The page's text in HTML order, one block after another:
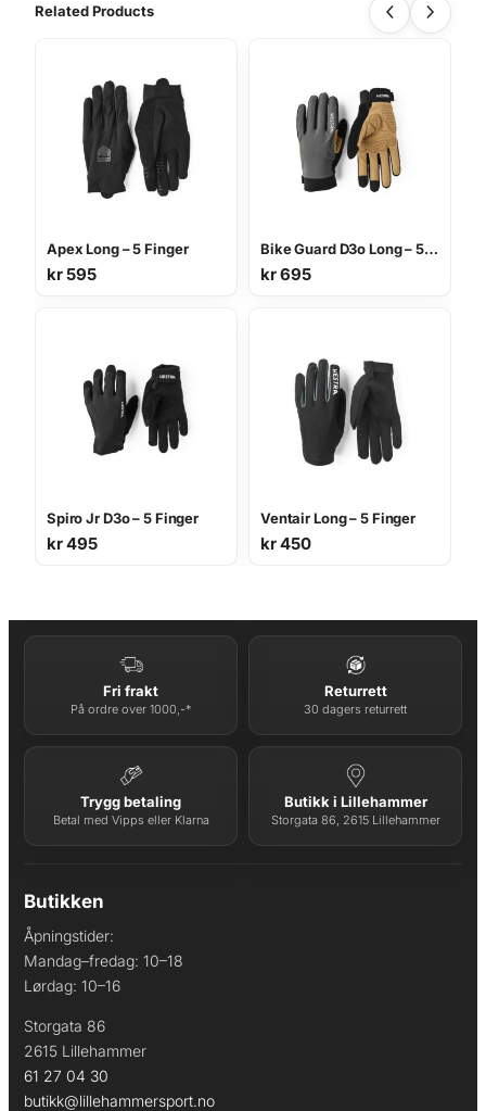
Related Products
Apex Long – 5 Finger
kr595
Bike Guard D3o Long – 5 Finger
kr695
Spiro Jr D3o – 5 Finger
kr495
Ventair Long – 5 Finger
kr450
Fri frakt
På ordre over 1000,-*
Returrett
30 dagers returrett
Trygg betaling
Betal med Vipps eller Klarna
Butikk i Lillehammer
Storgata 86, 2615 Lillehammer
Butikken
Åpningstider:
Mandag–fredag: 10–18
Lørdag: 10–16
Storgata 86
2615 Lillehammer
61 27 04 30
butikk@lillehammersport.no